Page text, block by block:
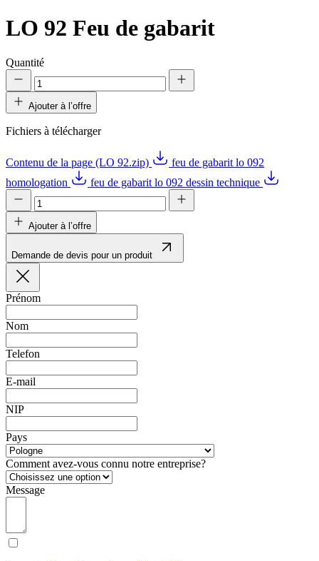
LO 92 Feu de gabarit
Quantité
Ajouter à l’offre
Fichiers à télécharger
Contenu de la page (LO 92.zip)
feu de gabarit lo 092
homologation
feu de gabarit lo 092 dessin technique
Ajouter à l’offre
Demande de devis pour un produit
Prénom
Nom
Telefon
E-mail
NIP
Pays
Comment avez-vous connu notre entreprise?
Message